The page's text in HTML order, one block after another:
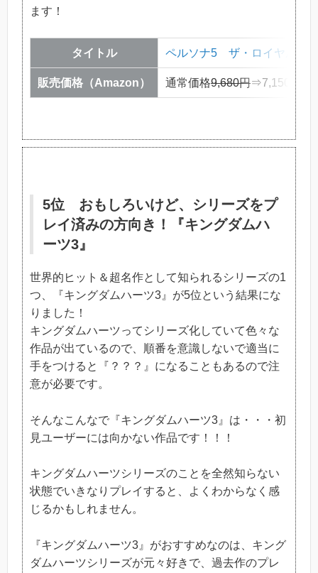
ます！
タイトル ペルソナ5 ザ・ロイヤル
販売価格（Amazon） 通常価格9,680円⇒7,150円（
5位 おもしろいけど、シリーズをプ
レイ済みの方向き！『キングダムハ
ーツ3』
世界的ヒット＆超名作として知られるシリーズの1
つ、『キングダムハーツ3』が5位という結果にな
りました！
キングダムハーツってシリーズ化していて色々な
作品が出ているので、順番を意識しないで適当に
手をつけると『？？？』になることもあるので注
意が必要です。
そんなこんなで『キングダムハーツ3』は・・・初
見ユーザーには向かない作品です！！！
キングダムハーツシリーズのことを全然知らない
状態でいきなりプレイすると、よくわからなく感
じるかもしれません。
『キングダムハーツ3』がおすすめなのは、キング
ダムハーツシリーズが元々好きで、過去作のプレ